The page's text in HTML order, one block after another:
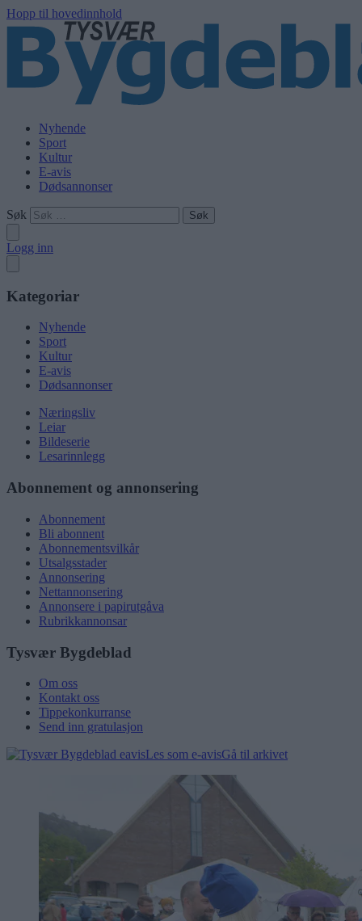
Hopp til hovedinnhold
Nyhende
Sport
Kultur
E-avis
Dødsannonser
Søk
Logg inn
Kategoriar
Nyhende
Sport
Kultur
E-avis
Dødsannonser
Næringsliv
Leiar
Bildeserie
Lesarinnlegg
Abonnement og annonsering
Abonnement
Bli abonnent
Abonnementsvilkår
Utsalgsstader
Annonsering
Nettannonsering
Annonsere i papirutgåva
Rubrikkannonsar
Tysvær Bygdeblad
Om oss
Kontakt oss
Tippekonkurranse
Send inn gratulasjon
Les som e-avisGå til arkivet